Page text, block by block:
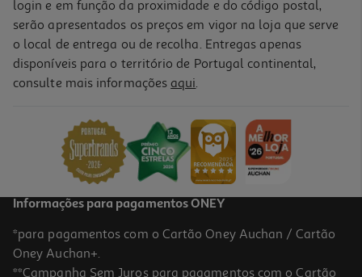
login e em função da proximidade e do código postal,
serão apresentados os preços em vigor na loja que serve
o local de entrega ou de recolha. Entregas apenas
disponíveis para o território de Portugal continental,
consulte mais informações aqui.
Informações para pagamentos ONEY
*para pagamentos com o Cartão Oney Auchan / Cartão
Oney Auchan+.
**Campanha Sem Juros para pagamentos com o Cartão